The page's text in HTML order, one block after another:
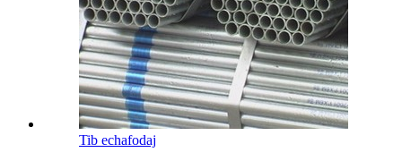
Tib echafodaj